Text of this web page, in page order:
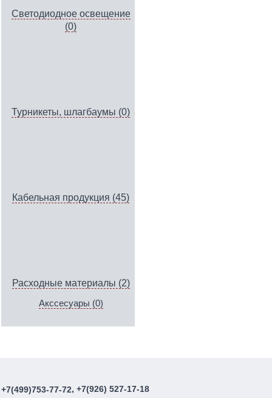
Светодиодное освещение
(0)
Турникеты, шлагбаумы (0)
Кабельная продукция (45)
Расходные материалы (2)
Акссесуары (0)
+7(499)753-77-72, +7(926) 527-17-18